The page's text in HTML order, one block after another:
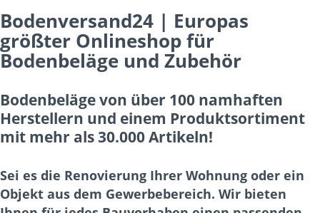
Bodenversand24 | Europas
größter Onlineshop für
Bodenbeläge und Zubehör
Bodenbeläge von über 100 namhaften
Herstellern und einem Produktsortiment
mit mehr als 30.000 Artikeln!
Sei es die Renovierung Ihrer Wohnung oder ein
Objekt aus dem Gewerbebereich. Wir bieten